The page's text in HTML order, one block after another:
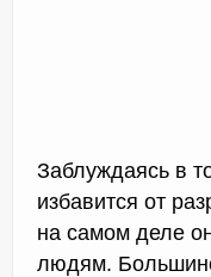
Заблуждаясь в
избавится от
на самом деле
людям.